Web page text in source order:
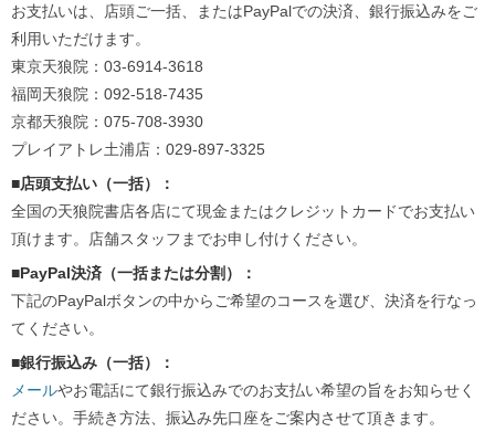
お支払いは、店頭ご一括、またはPayPalでの決済、銀行振込みをご
利用いただけます。
東京天狼院：03-6914-3618
福岡天狼院：092-518-7435
京都天狼院：075-708-3930
プレイアトレ土浦店：029-897-3325
■店頭支払い（一括）：
全国の天狼院書店各店にて現金またはクレジットカードでお支払い
頂けます。店舗スタッフまでお申し付けください。
■PayPal決済（一括または分割）：
下記のPayPalボタンの中からご希望のコースを選び、決済を行なっ
てください。
■銀行振込み（一括）：
メールやお電話にて銀行振込みでのお支払い希望の旨をお知らせく
ださい。手続き方法、振込み先口座をご案内させて頂きます。